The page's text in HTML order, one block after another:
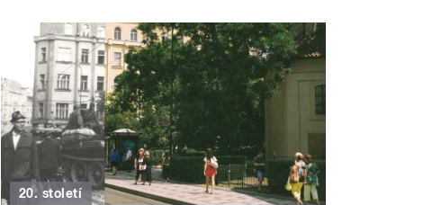
20. století